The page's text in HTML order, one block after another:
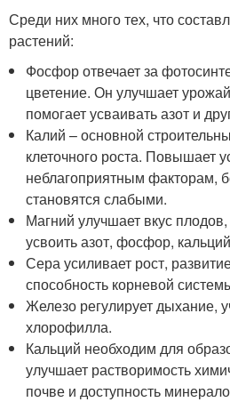
Среди них много тех, что
растений:
Фосфор отвечает за
цветение. Он улучшает
помогает усваивать азот и
Калий – основной
клеточного роста. Повышает
неблагоприятным факторам,
становятся слабыми.
Магний улучшает вкус
усвоить азот, фосфор,
Сера усиливает рост,
способность корневой
Железо регулирует дыхание,
хлорофилла.
Кальций необходим для
улучшает растворимость
почве и доступность